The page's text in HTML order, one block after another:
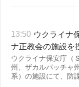
13:50 ウクライナ
ナ正教会の施設を
ウクライナ保安庁（
州、ザカルパッチャ
系）の施設にて、防